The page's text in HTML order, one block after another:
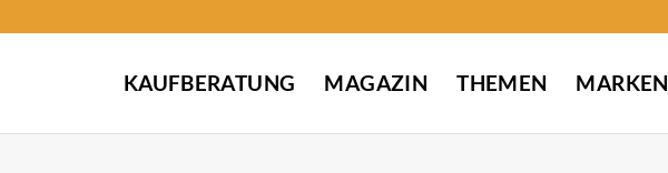
KAUFBERATUNG MAGAZIN THEMEN MARKEN